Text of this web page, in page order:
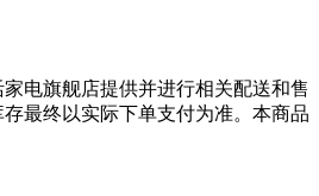
电旗舰店提供并进行相关配送和售
最终以实际下单支付为准。本商品